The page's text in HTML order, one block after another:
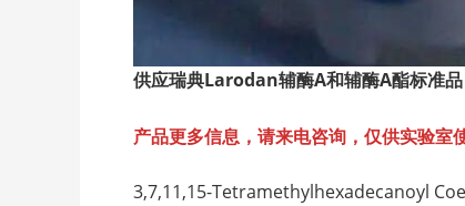
供应瑞典Larodan辅酶A和辅酶A酯标准品
产品更多信息，请来电咨询，仅供实验室
3,7,11,15-Tetramethylhexadecanoyl